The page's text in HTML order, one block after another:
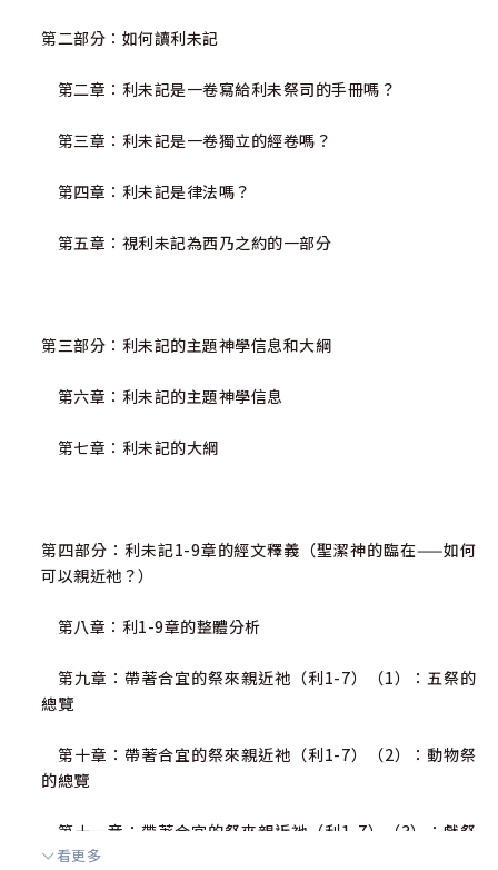
第二部分：如何讀利未記
第二章：利未記是一卷寫給利未祭司的手冊嗎？
第三章：利未記是一卷獨立的經卷嗎？
第四章：利未記是律法嗎？
第五章：視利未記為西乃之約的一部分
第三部分：利未記的主題神學信息和大綱
第六章：利未記的主題神學信息
第七章：利未記的大綱
第四部分：利未記1-9章的經文釋義（聖潔神的臨在——如何
可以親近祂？）
第八章：利1-9章的整體分析
第九章：帶著合宜的祭來親近祂（利1-7）（1）：五祭的
總覽
第十章：帶著合宜的祭來親近祂（利1-7）（2）：動物祭
的總覽
第十一章：帶著合宜的祭來親近祂（利1-7）（3）：獻祭
的意義
看更多